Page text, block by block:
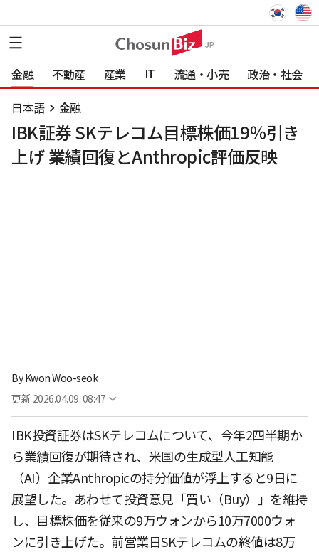
金融 不動産 産業 IT 流通・小売 政治・社会
日本語 金融
IBK証券 SKテレコム目標株価19％引き
上げ 業績回復とAnthropic評価反映
By Kwon Woo-seok
更新 2026.04.09. 08:47
IBK投資証券はSKテレコムについて、今年2四半期か
ら業績回復が期待され、米国の生成型人工知能
（AI）企業Anthropicの持分価値が浮上すると9日に
展望した。あわせて投資意見「買い（Buy）」を維持
し、目標株価を従来の9万ウォンから10万7000ウォ
ンに引き上げた。前営業日SKテレコムの終値は8万